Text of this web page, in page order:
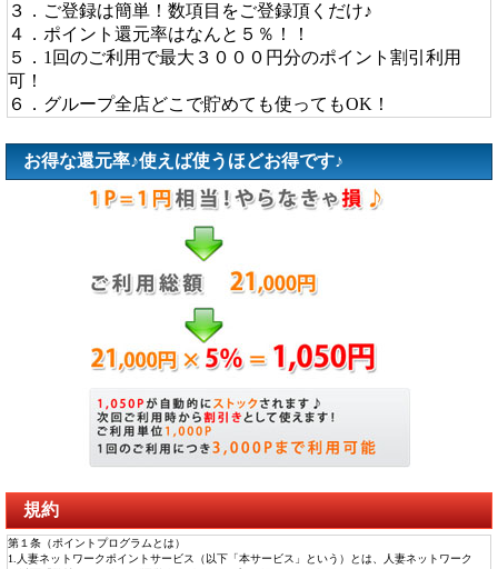
３．ご登録は簡単！数項目をご登録頂くだけ♪
４．ポイント還元率はなんと５％！！
５．1回のご利用で最大３０００円分のポイント割引利用
可！
６．グループ全店どこで貯めても使ってもOK！
お得な還元率♪使えば使うほどお得です♪
規約
第１条（ポイントプログラムとは）
1.人妻ネットワークポイントサービス（以下「本サービス」という）とは、人妻ネットワーク